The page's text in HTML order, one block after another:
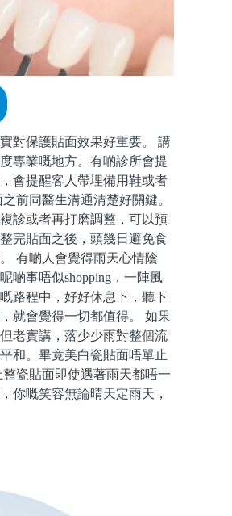
對保護貼面效果好重要。 講
專業嘅地方。有啲診所會提
會提醒客人帶埋備用鞋或者
前同醫生溝通清楚好關鍵。
診或者再打磨調整，可以預
完貼面之後，頭幾日避免食
有啲人會覺得雨天心情陰
啲事唔似shopping，一陣風
路程中，好好休息下，聽下
就會覺得一切都值得。 如果
老實講，落少少雨對整個流
和。畢竟美白瓷貼面唔單止
瓷貼面即使遇著雨天都唔一
你嘅笑容無論晴天定雨天，